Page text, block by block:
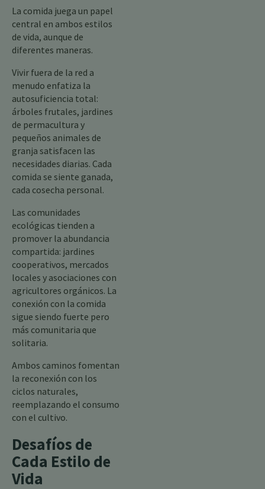
La comida juega un papel
central en ambos estilos
de vida, aunque de
diferentes maneras.
Vivir fuera de la red a
menudo enfatiza la
autosuficiencia total:
árboles frutales, jardines
de permacultura y
pequeños animales de
granja satisfacen las
necesidades diarias. Cada
comida se siente ganada,
cada cosecha personal.
Las comunidades
ecológicas tienden a
promover la abundancia
compartida: jardines
cooperativos, mercados
locales y asociaciones con
agricultores orgánicos. La
conexión con la comida
sigue siendo fuerte pero
más comunitaria que
solitaria.
Ambos caminos fomentan
la reconexión con los
ciclos naturales,
reemplazando el consumo
con el cultivo.
Desafíos de
Cada Estilo de
Vida